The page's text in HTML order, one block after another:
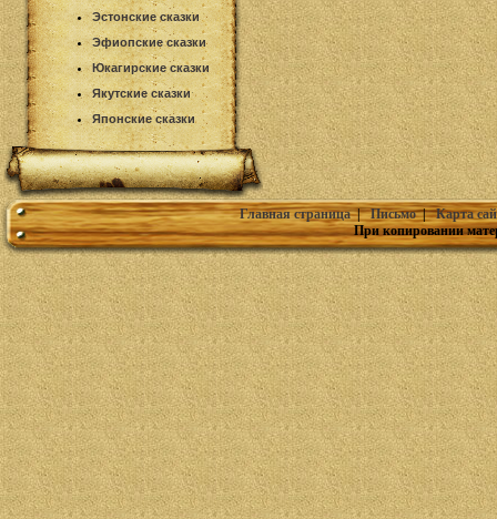
Эстонские сказки
Эфиопские сказки
Юкагирские сказки
Якутские сказки
Японские сказки
Главная страница|Письмо|Карта
При копировании